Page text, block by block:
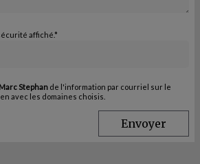
affiché.*
Marc Stephan de l'information par courriel sur le
avec les domaines choisis.